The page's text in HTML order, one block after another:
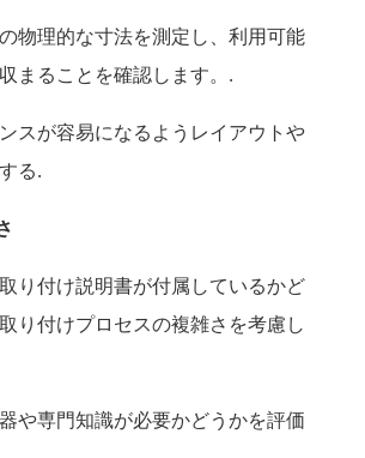
物理的な寸法を測定し、利用可能
まることを確認します。.
スが容易になるようレイアウトや
る.
り付け説明書が付属しているかど
り付けプロセスの複雑さを考慮し
や専門知識が必要かどうかを評価